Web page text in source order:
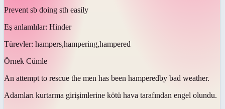
Prevent sb doing sth easily
Eş anlamlılar: Hinder
Türevler: hampers,hampering,hampered
Örnek Cümle
An attempt to rescue the men has been hamperedby bad weather.
Adamları kurtarma girişimlerine kötü hava tarafından engel olundu.